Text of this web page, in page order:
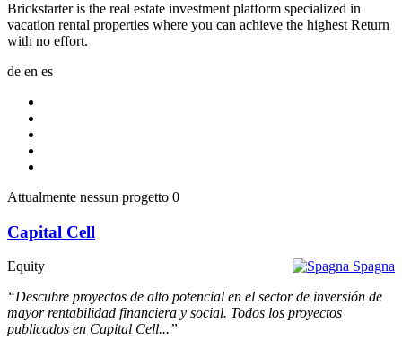
Brickstarter is the real estate investment platform specialized in
vacation rental properties where you can achieve the highest Return
with no effort.
de en es
Attualmente nessun progetto 0
Capital Cell
Spagna
Equity
“Descubre proyectos de alto potencial en el sector de inversión de
mayor rentabilidad financiera y social. Todos los proyectos
publicados en Capital Cell...”